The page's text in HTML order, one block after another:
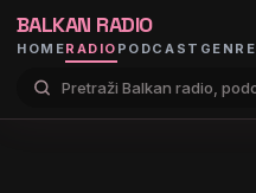
BALKAN RADIO
HOMERADIO PODCAST